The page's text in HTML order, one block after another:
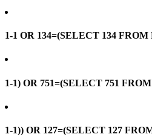
1-1 OR 134=(SELECT 134 FROM
1-1) OR 751=(SELECT 751
1-1)) OR 127=(SELECT 127